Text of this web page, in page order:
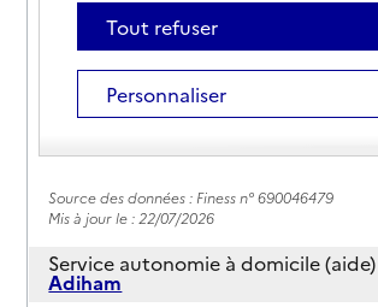
-Villeurbanne
04 78 26 18 20
Contact
Source des données : Finess n° 690046479
Mis à jour le : 22/07/2026
Service autonomie à domicile (aide)
Adiham
Tout refuser
Personnaliser